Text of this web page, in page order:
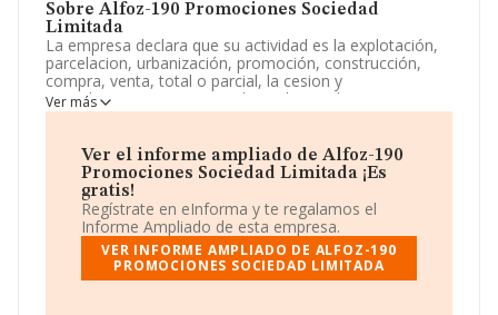
Sobre Alfoz-190 Promociones Sociedad
Limitada
La empresa declara que su actividad es la explotación,
parcelacion, urbanización, promoción, construcción,
compra, venta, total o parcial, la cesion y
arrendamiento -exceptuandose el arrendamiento
financiero- de toda clase de inmuebles, tanto rusticos
Limitada. Su actividad CNAE es '%cnae%' con código
7020. La sociedad no tiene actividad en mercados
exteriores.
Para ponerse en contacto con sus oficinas, la empresa
facilita el número de teléfono 958489452.
La sociedadAlfoz-190 Promociones Sociedad
Ver más
Ver el informe ampliado de Alfoz-190
Promociones Sociedad Limitada ¡Es
gratis!
Regístrate en eInforma y te regalamos el
Informe Ampliado de esta empresa.
VER INFORME AMPLIADO DE ALFOZ-190
PROMOCIONES SOCIEDAD LIMITADA